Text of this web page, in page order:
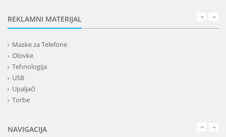
REKLAMNI MATERIJAL
Maske za Telefone
Olovke
Tehnologija
USB
Upaljači
Torbe
Alati i oprema
NAVIGACIJA